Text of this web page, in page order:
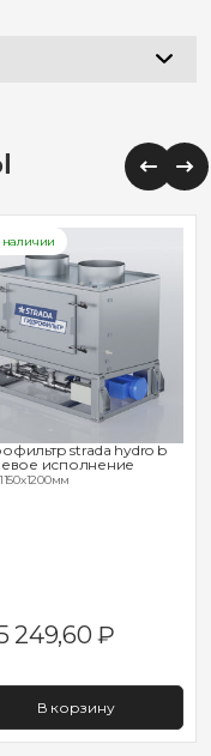
strada hydro b
исполнение
249,60₽
В корзину